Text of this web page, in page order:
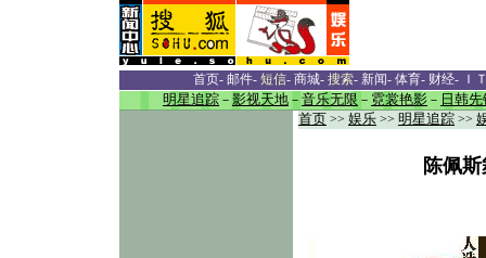
首页- 邮件- 短信- 商城- 搜索- 新闻- 体育- 财经- Ｉ
明星追踪 － 影视天地 － 音乐无限 － 霓裳艳影 － 日韩先
首页 >> 娱乐 >> 明星追踪 >>
陈佩